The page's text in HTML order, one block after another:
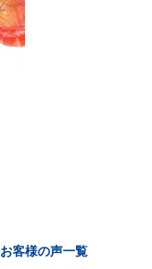
お客様の声一覧